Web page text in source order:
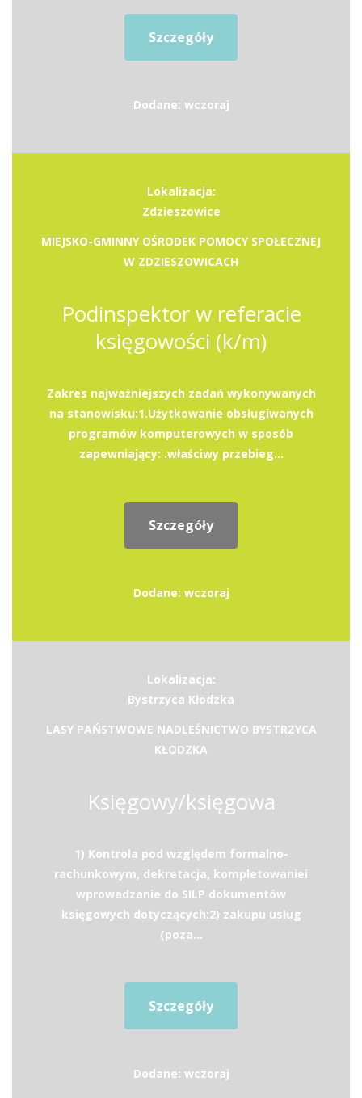
Szczegóły
Dodane: wczoraj
Lokalizacja:
Zdzieszowice
MIEJSKO-GMINNY OŚRODEK POMOCY SPOŁECZNEJ
W ZDZIESZOWICACH
Podinspektor w referacie
księgowości (k/m)
Zakres najważniejszych zadań wykonywanych
na stanowisku:1.Użytkowanie obsługiwanych
programów komputerowych w sposób
zapewniający: .właściwy przebieg...
Szczegóły
Dodane: wczoraj
Lokalizacja:
Bystrzyca Kłodzka
LASY PAŃSTWOWE NADLEŚNICTWO BYSTRZYCA
KŁODZKA
Księgowy/księgowa
1) Kontrola pod względem formalno-
rachunkowym, dekretacja, kompletowaniei
wprowadzanie do SILP dokumentów
księgowych dotyczących:2) zakupu usług
(poza...
Szczegóły
Dodane: wczoraj